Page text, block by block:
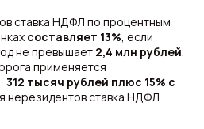
ставка НДФЛ по процентным
составляет 13%, если
не превышает 2,4 млн рублей.
применяется
312 тысяч рублей плюс 15% с
нерезидентов ставка НДФЛ